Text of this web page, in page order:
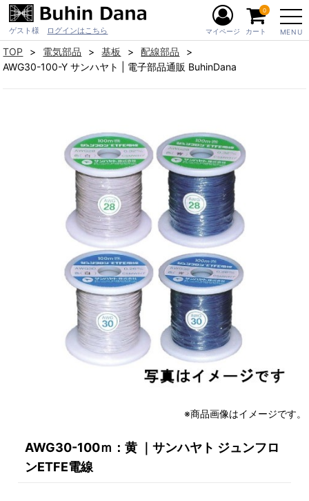
ゲスト様 ログインはこちら MENU
マイページ カート
0
TOP 電気部品 基板
配線部品
AWG30-100-Y サンハヤト | 電子部品通販 BuhinDana
※商品画像はイメージです。
AWG30-100ｍ：黄 ｜サンハヤト ジュンフロ
ンETFE電線